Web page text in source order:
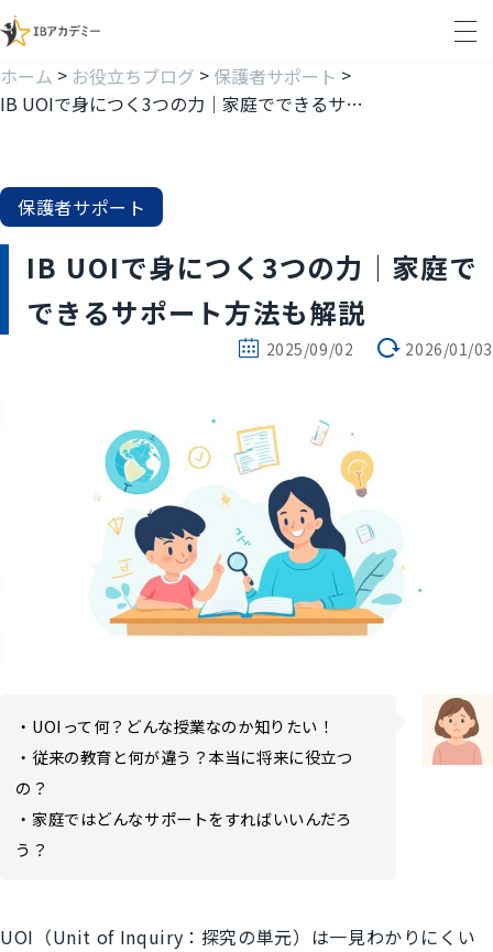
ホーム > お役立ちブログ >保護者サポート >
IB UOIで身につく3つの力｜家庭でできるサポート方法も解説
保護者サポート
IB UOIで身につく3つの力｜家庭で
できるサポート方法も解説
2025/09/02 2026/01/03
・UOIって何？どんな授業なのか知りたい！
・従来の教育と何が違う？本当に将来に役立つ
の？
・家庭ではどんなサポートをすればいいんだろ
う？
UOI（Unit of Inquiry：探究の単元）は一見わかりにくい